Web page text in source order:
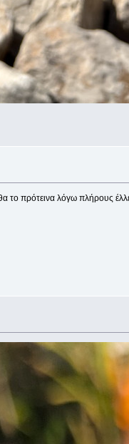
πρότεινα λόγω πλήρους